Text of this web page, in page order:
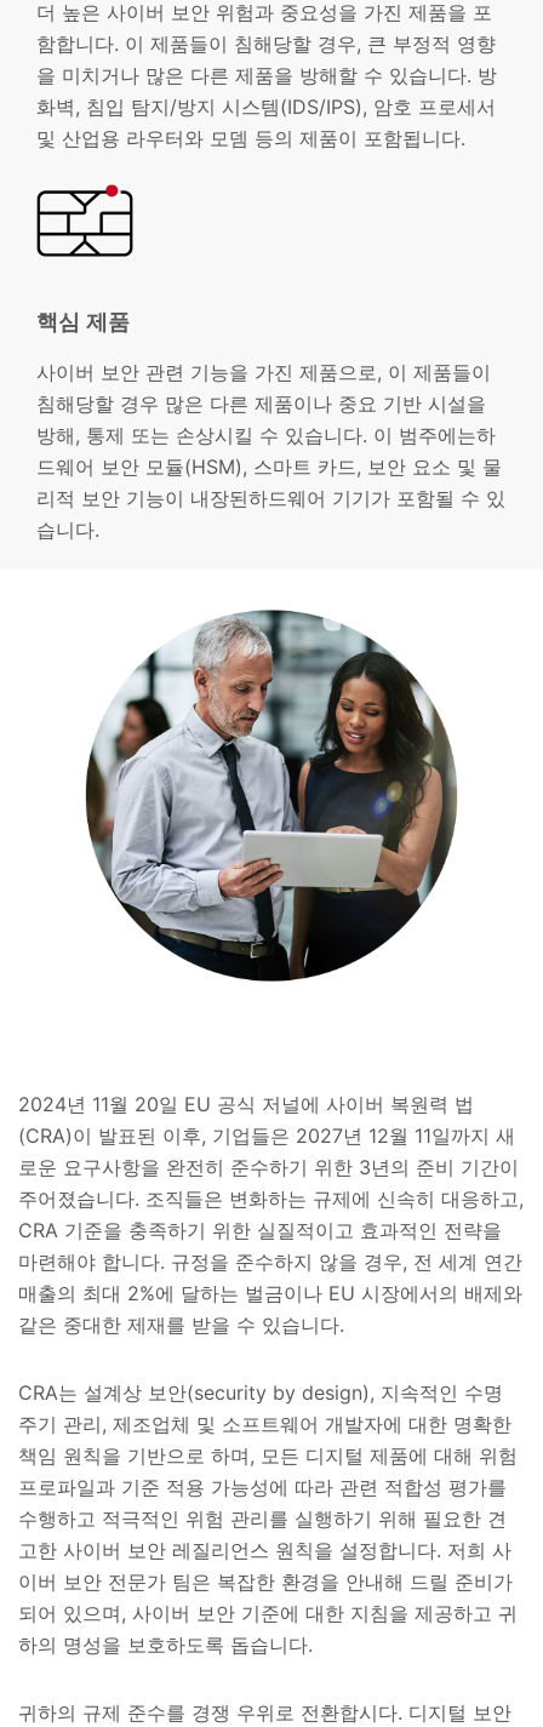
더 높은 사이버 보안 위험과 중요성을 가진 제품을 포
함합니다. 이 제품들이 침해당할 경우, 큰 부정적 영향
을 미치거나 많은 다른 제품을 방해할 수 있습니다. 방
화벽, 침입 탐지/방지 시스템(IDS/IPS), 암호 프로세서
및 산업용 라우터와 모뎀 등의 제품이 포함됩니다.
핵심 제품
사이버 보안 관련 기능을 가진 제품으로, 이 제품들이
침해당할 경우 많은 다른 제품이나 중요 기반 시설을
방해, 통제 또는 손상시킬 수 있습니다. 이 범주에는하
드웨어 보안 모듈(HSM), 스마트 카드, 보안 요소 및 물
리적 보안 기능이 내장된하드웨어 기기가 포함될 수 있
습니다.
2024년 11월 20일 EU 공식 저널에 사이버 복원력 법
(CRA)이 발표된 이후, 기업들은 2027년 12월 11일까지 새
로운 요구사항을 완전히 준수하기 위한 3년의 준비 기간이
주어졌습니다. 조직들은 변화하는 규제에 신속히 대응하고,
CRA 기준을 충족하기 위한 실질적이고 효과적인 전략을
마련해야 합니다. 규정을 준수하지 않을 경우, 전 세계 연간
매출의 최대 2%에 달하는 벌금이나 EU 시장에서의 배제와
같은 중대한 제재를 받을 수 있습니다.
CRA는 설계상 보안(security by design), 지속적인 수명
주기 관리, 제조업체 및 소프트웨어 개발자에 대한 명확한
책임 원칙을 기반으로 하며, 모든 디지털 제품에 대해 위험
프로파일과 기준 적용 가능성에 따라 관련 적합성 평가를
수행하고 적극적인 위험 관리를 실행하기 위해 필요한 견
고한 사이버 보안 레질리언스 원칙을 설정합니다. 저희 사
이버 보안 전문가 팀은 복잡한 환경을 안내해 드릴 준비가
되어 있으며, 사이버 보안 기준에 대한 지침을 제공하고 귀
하의 명성을 보호하도록 돕습니다.
귀하의 규제 준수를 경쟁 우위로 전환합시다. 디지털 보안